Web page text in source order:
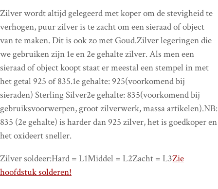
Zilver wordt altijd gelegeerd met koper om de stevigheid te
verhogen, puur zilver is te zacht om een sieraad of object
van te maken. Dit is ook zo met Goud.Zilver legeringen die
we gebruiken zijn 1e en 2e gehalte zilver. Als men een
sieraad of object koopt staat er meestal een stempel in met
het getal 925 of 835.1e gehalte: 925(voorkomend bij
sieraden) Sterling Silver2e gehalte: 835(voorkomend bij
gebruiksvoorwerpen, groot zilverwerk, massa artikelen).NB:
835 (2e gehalte) is harder dan 925 zilver, het is goedkoper en
het oxideert sneller.
Zilver soldeer:Hard = L1Middel = L2Zacht = L3Zie
hoofdstuk solderen!